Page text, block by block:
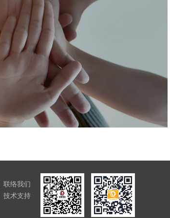
联络我们
技术支持